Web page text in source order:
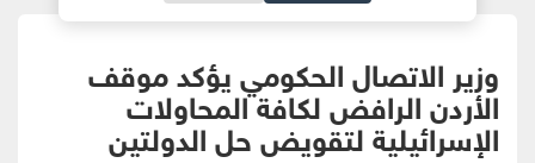
وزير الاتصال الحكومي يؤكد موقف
الأردن الرافض لكافة المحاولات
الإسرائيلية لتقويض حل الدولتين